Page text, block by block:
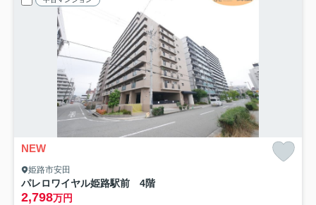
NEW
姫路市安田
パレロワイヤル姫路駅前 4階
2,798万円